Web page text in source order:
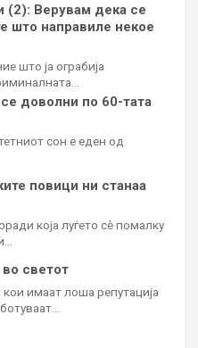
(2): Верувам дека се
што направиле некое
што ја ограбија
доволни по 60-тата
сон е еден од
повици ни станаа
која луѓето сè помалку
во светот
имаат лоша репутација